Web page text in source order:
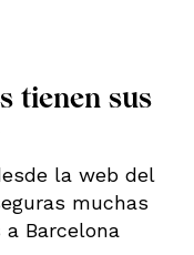
tienen sus
la web del
muchas
a Barcelona